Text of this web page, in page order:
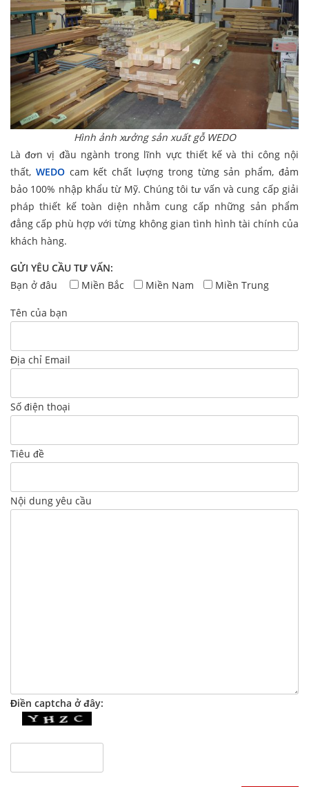
Hình ảnh xưởng sản xuất gỗ WEDO
Là đơn vị đầu ngành trong lĩnh vực thiết kế và thi công nội
thất, WEDOcam kết chất lượng trong từng sản phẩm, đảm
bảo 100% nhập khẩu từ Mỹ. Chúng tôi tư vấn và cung cấp giải
pháp thiết kế toàn diện nhằm cung cấp những sản phẩm
đẳng cấp phù hợp với từng không gian tình hình tài chính của
khách hàng.
GỬI YÊU CẦU TƯ VẤN:
Bạn ở đâu
Miền Bắc Miền Nam Miền Trung
Tên của bạn
Địa chỉ Email
Số điện thoại
Tiêu đề
Nội dung yêu cầu
Điền captcha ở đây: